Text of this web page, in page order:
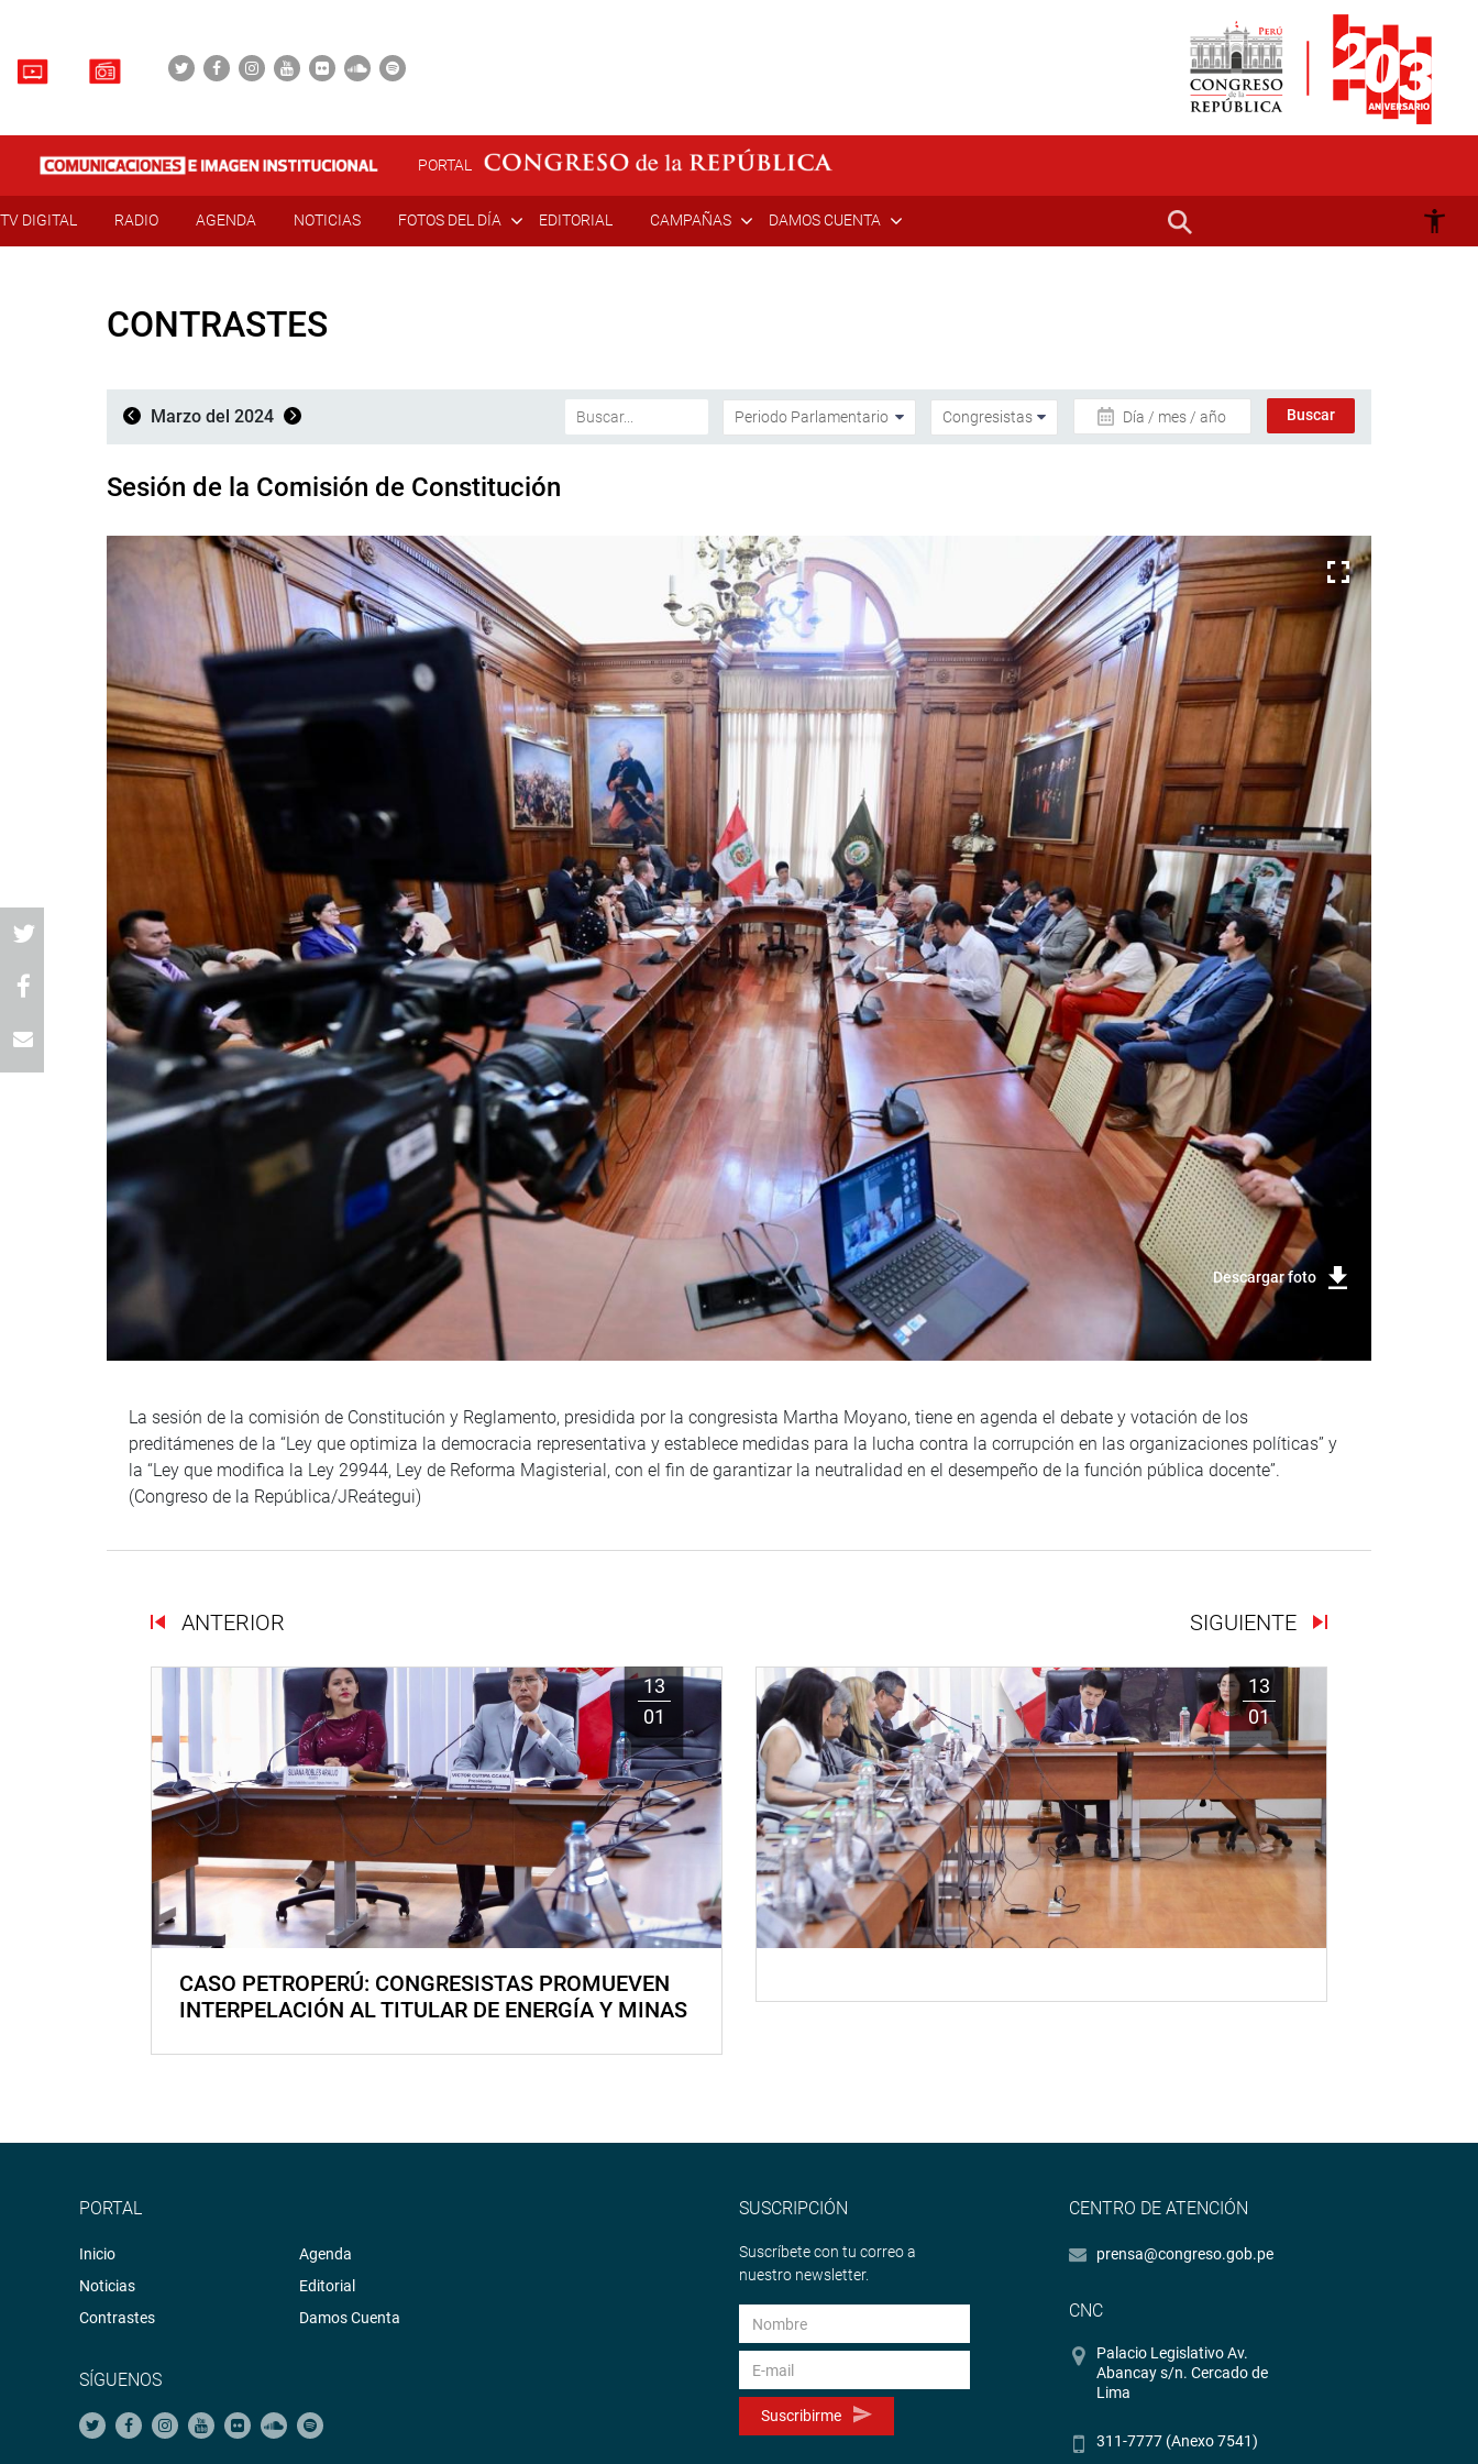
PORTAL
TV DIGITAL RADIO AGENDA NOTICIAS FOTOS DEL DÍA EDITORIAL CAMPAÑAS DAMOS CUENTA
CONTRASTES
Marzo del 2024 Día / mes / año
Sesión de la Comisión de Constitución
Descargar foto
La sesión de la comisión de Constitución y Reglamento, presidida por la congresista Martha Moyano, tiene en agenda el debate y votación de los
preditámenes de la “Ley que optimiza la democracia representativa y establece medidas para la lucha contra la corrupción en las organizaciones políticas” y
la “Ley que modifica la Ley 29944, Ley de Reforma Magisterial, con el fin de garantizar la neutralidad en el desempeño de la función pública docente”.
(Congreso de la República/JReátegui)
ANTERIOR SIGUIENTE
13
01
CASO PETROPERÚ: CONGRESISTAS PROMUEVEN
INTERPELACIÓN AL TITULAR DE ENERGÍA Y MINAS
13
01
PORTAL
Inicio
Noticias
Contrastes
Agenda
Editorial
Damos Cuenta
SÍGUENOS
SUSCRIPCIÓN
Suscríbete con tu correo a
nuestro newsletter.
Suscribirme
CENTRO DE ATENCIÓN
prensa@congreso.gob.pe
CNC
Palacio Legislativo Av.
Abancay s/n. Cercado de
Lima
311-7777 (Anexo 7541)